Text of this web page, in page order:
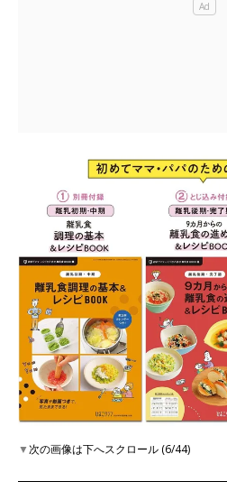
▼次の画像は下へスクロール (6/44)